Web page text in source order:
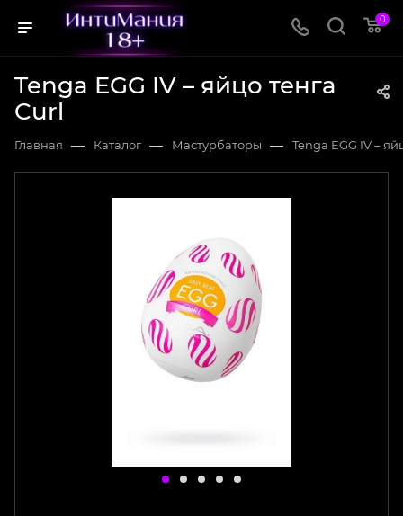
0
Tenga EGG IV – яйцо тенга
Curl
Главная — Каталог — Мастурбаторы — Tenga EGG IV –